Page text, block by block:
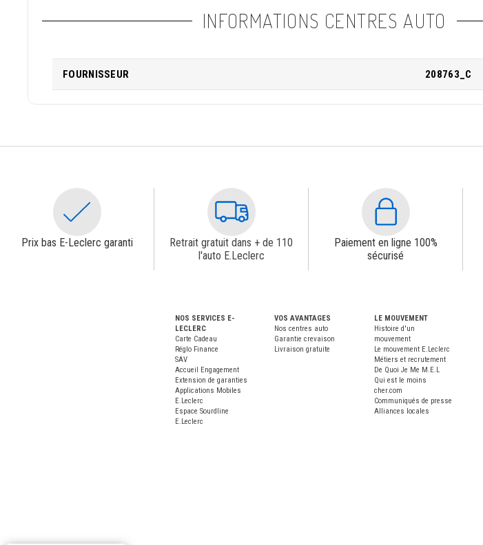
INFORMATIONS CENTRES AUTO
FOURNISSEUR 208763_C
Prix bas E-Leclerc garanti
Retrait gratuit dans + de 110
l'auto E.Leclerc
Paiement en ligne 100%
sécurisé
NOS SERVICES E-
LECLERC
Carte Cadeau
Réglo Finance
SAV
Accueil Engagement
Extension de garanties
Applications Mobiles
E.Leclerc
Espace Sourdline
E.Leclerc
VOS AVANTAGES
Nos centres auto
Garantie crevaison
Livraison gratuite
LE MOUVEMENT
Histoire d'un
mouvement
Le mouvement E.Leclerc
Métiers et recrutement
De Quoi Je Me M.E.L
Qui est le moins
cher.com
Communiqués de presse
Alliances locales